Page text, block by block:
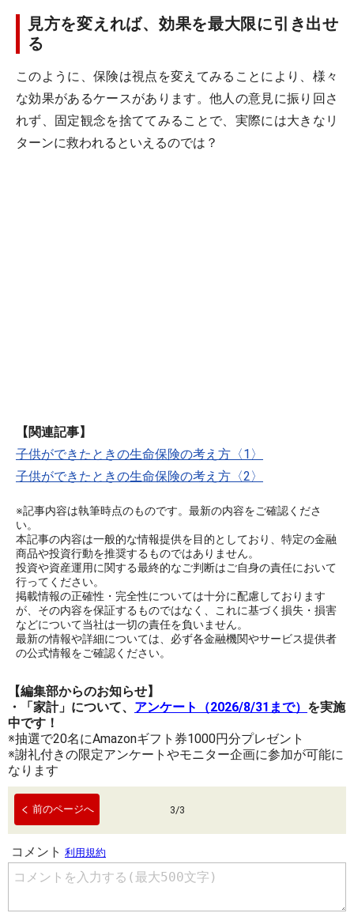
見方を変えれば、効果を最大限に引き出せ
る
このように、保険は視点を変えてみることにより、様々
な効果があるケースがあります。他人の意見に振り回さ
れず、固定観念を捨ててみることで、実際には大きなリ
ターンに救われるといえるのでは？
【関連記事】
子供ができたときの生命保険の考え方〈1〉
子供ができたときの生命保険の考え方〈2〉
※記事内容は執筆時点のものです。最新の内容をご確認くださ
い。
本記事の内容は一般的な情報提供を目的としており、特定の金融
商品や投資行動を推奨するものではありません。
投資や資産運用に関する最終的なご判断はご自身の責任において
行ってください。
掲載情報の正確性・完全性については十分に配慮しております
が、その内容を保証するものではなく、これに基づく損失・損害
などについて当社は一切の責任を負いません。
最新の情報や詳細については、必ず各金融機関やサービス提供者
の公式情報をご確認ください。
【編集部からのお知らせ】
・「家計」について、 アンケート（2026/8/31まで） を実施
中です！
※抽選で20名にAmazonギフト券1000円分プレゼント
※謝礼付きの限定アンケートやモニター企画に参加が可能に
なります
前のページへ 3/3